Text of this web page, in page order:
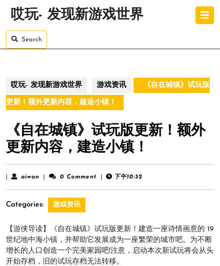
哎玩- 发现新游戏世界
Search
哎玩- 发现新游戏世界 游戏资讯 《自在城镇》试玩版
更新！额外更新内容，建造小镇！
《自在城镇》试玩版更新！额外
更新内容，建造小镇！
aiwan aiwan 0 Comment 下午10:32
Categories: 游戏资讯
【游侠导读】《自在城镇》试玩版更新！建造一座诗情画意的 19
世纪地中海小镇，并帮助它发展成为一座繁荣的城市吧。为不断
增长的人口创造一个完美家园吧!注意，启动本次新试玩将会从头
开始存档，旧的试玩存档无法转移。